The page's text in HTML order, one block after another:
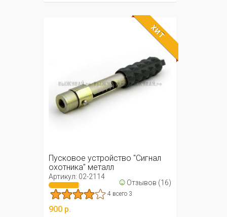
ХИТ
Пусковое устройство "Сигнал
охотника" металл
Артикул: 02-2114 ☺ Отзывов (16)
4 всего 3
900 р.